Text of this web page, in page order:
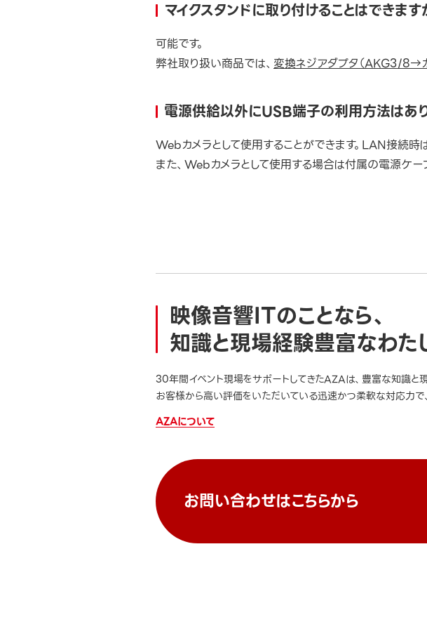
マイクスタンドに取り付けることはできます
可能です。
弊社取り扱い商品では、 変換ネジアダプタ（AKG3/8→
電源供給以外にUSB端子の利用方法はあ
Webカメラとして使用することができます。LAN接続時
また、Webカメラとして使用する場合は付属の電源ケー
映像音響ITのことなら、
知識と現場経験豊富なわた
30年間イベント現場をサポートしてきたAZAは、豊富な知識と
お客様から高い評価をいただいている迅速かつ柔軟な対応力で
AZAについて
お問い合わせはこちらから